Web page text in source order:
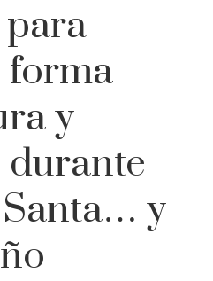
forma
y
y